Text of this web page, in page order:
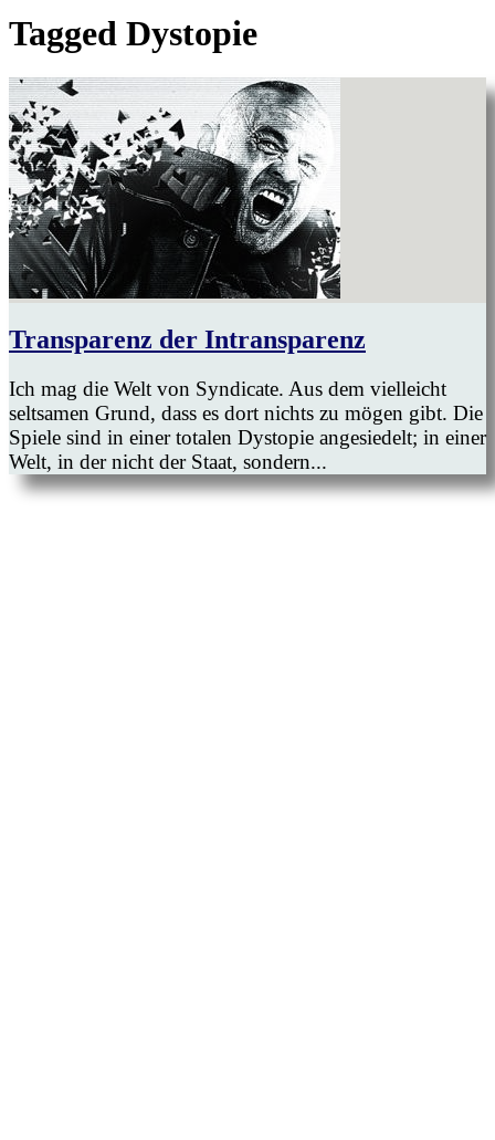
Tagged Dystopie
Transparenz der Intransparenz
Ich mag die Welt von Syndicate. Aus dem vielleicht
seltsamen Grund, dass es dort nichts zu mögen gibt. Die
Spiele sind in einer totalen Dystopie angesiedelt; in einer
Welt, in der nicht der Staat, sondern...